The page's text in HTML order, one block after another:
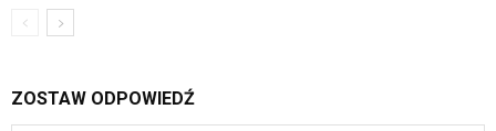
ZOSTAW ODPOWIEDŹ